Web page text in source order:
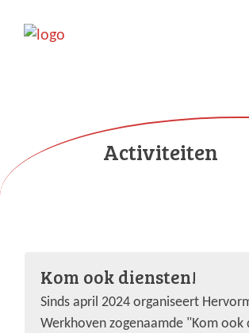
Activiteiten
Kom ook diensten!
Sinds april 2024 organiseert
Werkhoven zogenaamde "Kom ook